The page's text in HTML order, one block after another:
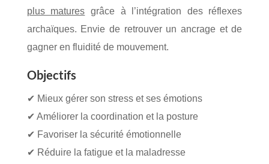
plus matures grâce à l’intégration des réflexes
archaïques. Envie de retrouver un ancrage et de
gagner en fluidité de mouvement.
Objectifs
✔ Mieux gérer son stress et ses émotions
✔ Améliorer la coordination et la posture
✔ Favoriser la sécurité émotionnelle
✔ Réduire la fatigue et la maladresse